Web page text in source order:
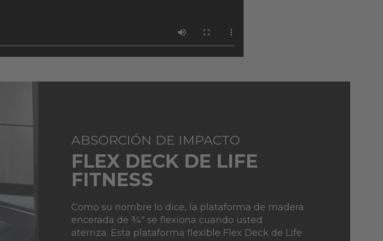
ABSORCIÓN DE IMPACTO
FLEX DECK DE LIFE
FITNESS
Como su nombre lo dice, la plataforma de madera
encerada de ¾" se flexiona cuando usted
aterriza. Esta plataforma flexible Flex Deck de Life